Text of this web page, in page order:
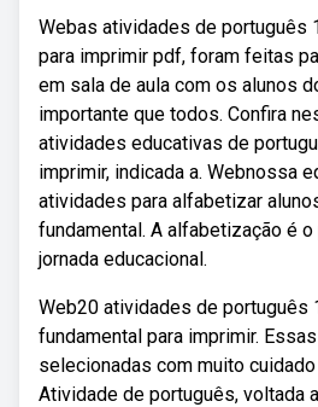
Webas atividades de português
para imprimir pdf, foram feitas
em sala de aula com os alunos
importante que todos. Confira
atividades educativas de
imprimir, indicada a. Webnossa
atividades para alfabetizar
fundamental. A alfabetização é
jornada educacional.
Web20 atividades de português
fundamental para imprimir.
selecionadas com muito
Atividade de português, voltada